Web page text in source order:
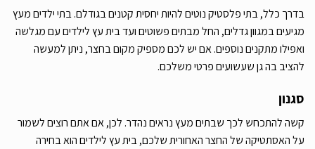
בדרך כלל, בתי פלסטיק נוטים להיות יחסית קטנים בגודלם. בתי ילדים מעץ
מגיעים במגוון גדלים, החל מבתים פשוטים ועד בית עץ לילדים עם מגלשה
ואפילו מתקנים נוספים. אם יש לכם מספיק מקום בחצר, ניתן למעשה
להציב בה גן שעשועים פרטי משלכם.
סגנון
קשה להתכחש לכך שבתים מעץ נראים נהדר. לכן, אם אתם רוצים לשמור
על האסתטיקה של החצר האחורית שלכם, בית עץ לילדים הוא בחירה